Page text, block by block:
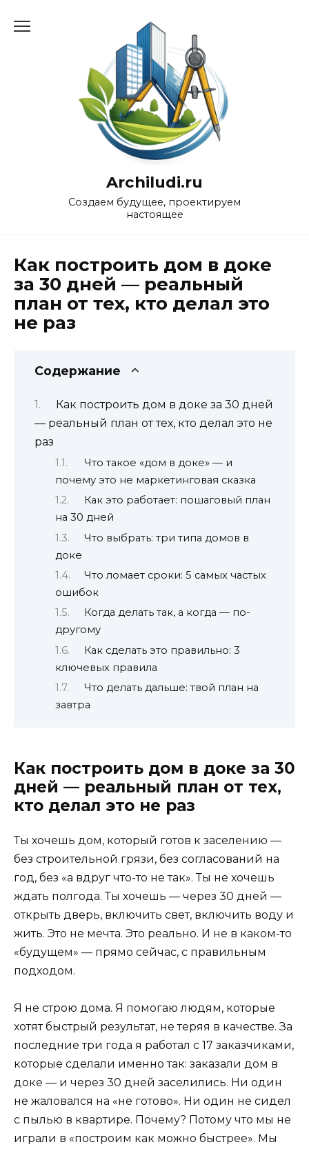
Archiludi.ru
Создаем будущее, проектируем
настоящее
Как построить дом в доке
за 30 дней — реальный
план от тех, кто делал это
не раз
Содержание
Как построить дом в доке за 30 дней
— реальный план от тех, кто делал это не
раз
Что такое «дом в доке» — и
почему это не маркетинговая сказка
Как это работает: пошаговый план
на 30 дней
Что выбрать: три типа домов в
доке
Что ломает сроки: 5 самых частых
ошибок
Когда делать так, а когда — по-
другому
Как сделать это правильно: 3
ключевых правила
Что делать дальше: твой план на
завтра
Как построить дом в доке за 30
дней — реальный план от тех,
кто делал это не раз
Ты хочешь дом, который готов к заселению —
без строительной грязи, без согласований на
год, без «а вдруг что-то не так». Ты не хочешь
ждать полгода. Ты хочешь — через 30 дней —
открыть дверь, включить свет, включить воду и
жить. Это не мечта. Это реально. И не в каком-то
«будущем» — прямо сейчас, с правильным
подходом.
Я не строю дома. Я помогаю людям, которые
хотят быстрый результат, не теряя в качестве. За
последние три года я работал с 17 заказчиками,
которые сделали именно так: заказали дом в
доке — и через 30 дней заселились. Ни один
не жаловался на «не готово». Ни один не сидел
с пылью в квартире. Почему? Потому что мы не
играли в «построим как можно быстрее». Мы